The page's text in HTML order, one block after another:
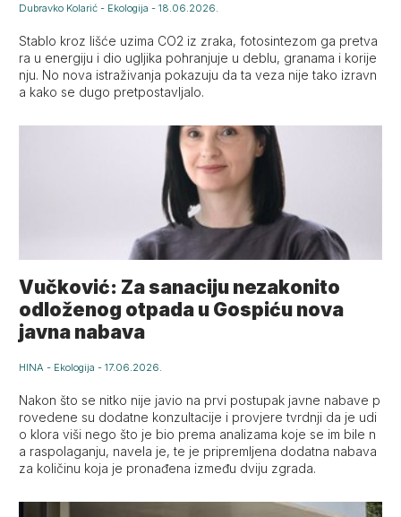
Dubravko Kolarić - Ekologija -18.06.2026.
Stablo kroz lišće uzima CO2 iz zraka, fotosintezom ga pretva
ra u energiju i dio ugljika pohranjuje u deblu, granama i korije
nju. No nova istraživanja pokazuju da ta veza nije tako izravn
a kako se dugo pretpostavljalo.
Vučković: Za sanaciju nezakonito
odloženog otpada u Gospiću nova
javna nabava
HINA - Ekologija -17.06.2026.
Nakon što se nitko nije javio na prvi postupak javne nabave p
rovedene su dodatne konzultacije i provjere tvrdnji da je udi
o klora viši nego što je bio prema analizama koje se im bile n
a raspolaganju, navela je, te je pripremljena dodatna nabava
za količinu koja je pronađena između dviju zgrada.